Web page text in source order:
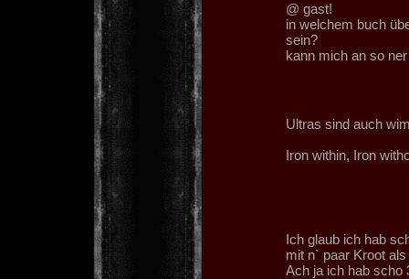
@ gast!
in welchem buch
sein?
kann mich an so
Ultras sind auch
Iron within, Iron
Ich glaub ich hab
mit n` paar Kroot
Ach ja ich hab scho